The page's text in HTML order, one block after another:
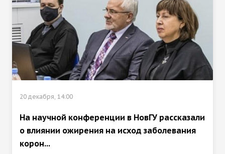
20 декабря, 14:00
На научной конференции в НовГУ рассказали
о влиянии ожирения на исход заболевания
корон...